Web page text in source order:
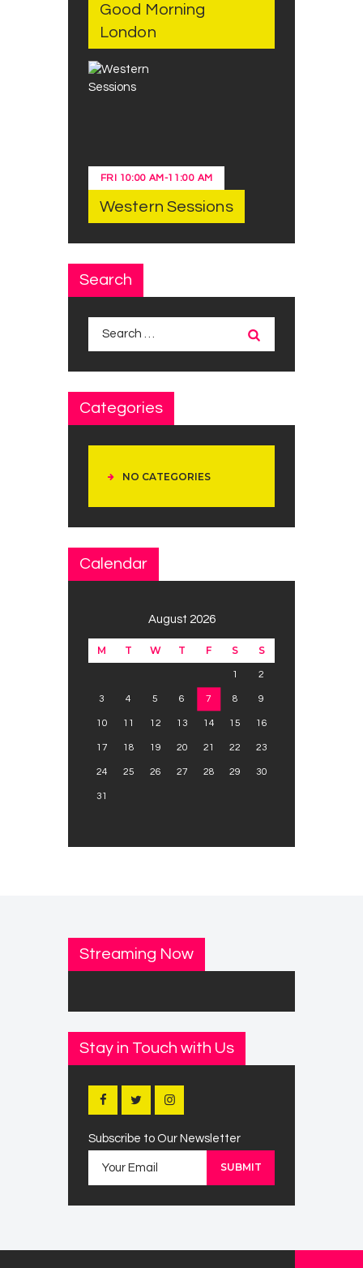
Good Morning
London
FRI 10:00 AM-11:00 AM
Western Sessions
Search
Categories
NO CATEGORIES
Calendar
August 2026
M T W T F S S
1 2
3 4 5 6 7 8 9
10 11 12 13 14 15 16
17 18 19 20 21 22 23
24 25 26 27 28 29 30
31
Streaming Now
Stay in Touch with Us
Subscribe to Our Newsletter